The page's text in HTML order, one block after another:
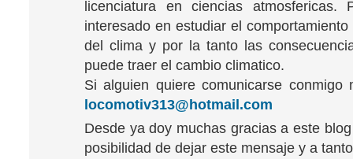
licenciatura en ciencias atmosfericas.
interesado en estudiar el
del clima y por la tanto las
puede traer el cambio climatico.
Si alguien quiere comunicarse conmigo
locomotiv313@hotmail.com
Desde ya doy muchas gracias a este
posibilidad de dejar este mensaje y a